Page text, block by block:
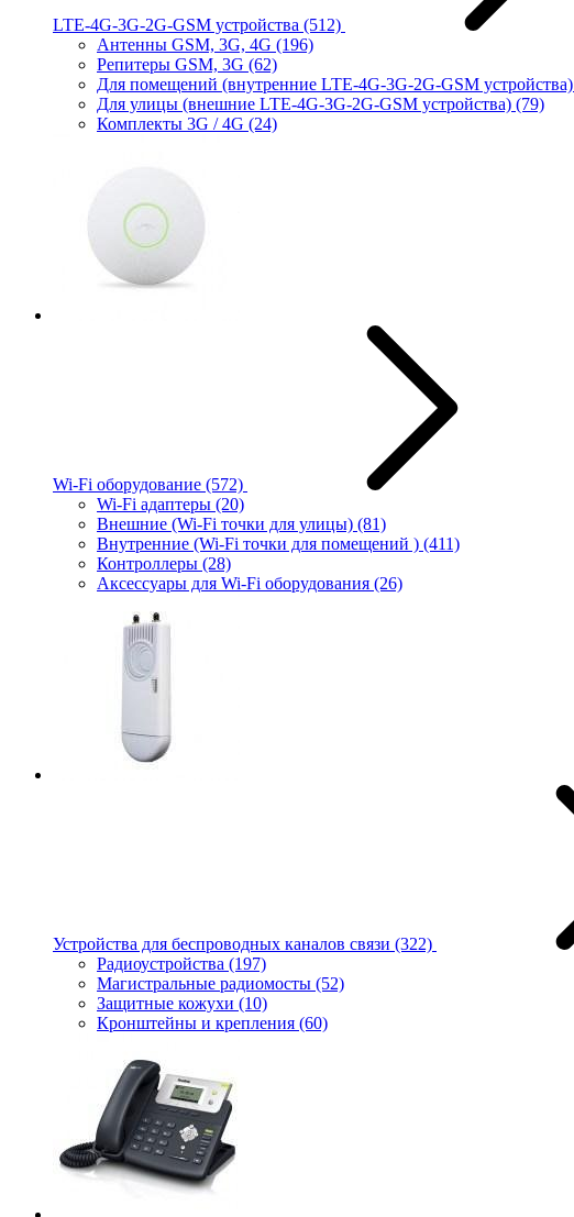
LTE-4G-3G-2G-GSM устройства (512)
Антенны GSM, 3G, 4G (196)
Репитеры GSM, 3G (62)
Для помещений (внутренние LTE-4G-3G-2G-GSM устройства)
Для улицы (внешние LTE-4G-3G-2G-GSM устройства) (79)
Комплекты 3G / 4G (24)
Wi-Fi оборудование (572)
Wi-Fi адаптеры (20)
Внешние (Wi-Fi точки для улицы) (81)
Внутренние (Wi-Fi точки для помещений ) (411)
Контроллеры (28)
Аксессуары для Wi-Fi оборудования (26)
Устройства для беспроводных каналов связи (322)
Радиоустройства (197)
Магистральные радиомосты (52)
Защитные кожухи (10)
Кронштейны и крепления (60)